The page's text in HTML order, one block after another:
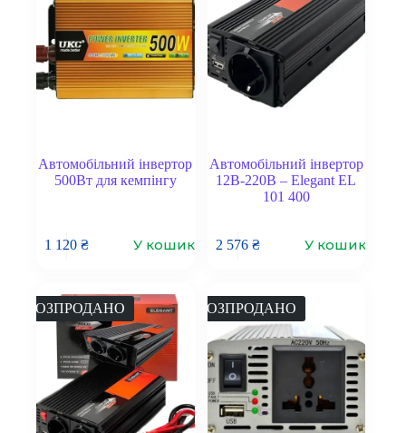
Автомобільний інвертор
500Вт для кемпінгу
1 120₴ У кошик
Автомобільний інвертор
12В-220В – Elegant EL
101 400
2 576 ₴ У кошик
РОЗПРОДАНО РОЗПРОДАНО